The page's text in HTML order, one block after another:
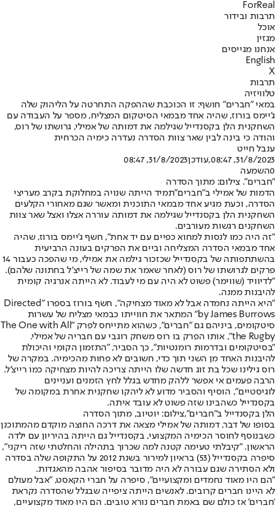
ForReal
תרבות ובידור
אוכל
מגזין
אנחנו מגייסים
English
X
תרבות
טלוויזיה
במאי "חברים" חושף: זו הכוכבת שההפקה התחרטה על הליהוק שלה
ג'יימס בורוז, שהיה אחד מבמאי הסיטקום המצליח, מספר על העבודה עם
השחקנית הלן בקסנדייל שגילמה את דמותה של אמילי, גרושתו של רוס,
והודה כי בינה לבין שאר צוות הסדרה נעדרה כימיה הכרחית
ענבל חייט
31/8/2023, 08:47
,עודכן31/8/2023, 08:47
0השמעה
"חברים". צילום: מתוך הסדרה
הדמות של אמילי ב"חברים"תמיד הייתה שנויה במחלוקת בקרב מעריצי
הסדרה, וכעת מגיע אחד מבמאי התוכנית ומאשר שגם מאחורי הקלעים
השחקנית הלן בקסנדייל שגילמה את דמותה עוררה אצלו ואצל שאר צוות
השחקנים רגשות מעורבים.
"זה היה כמו לנסות למחוא כפיים עם יד אחת", חשף ג'יימס בורוז, שהיה
אחד מבמאי הסדרה המצליחה וביים את הפרקים בעונה הרביעית
בהשתתפותה של בקסנדייל שכזכור גילמה את אמילי, מי שהפכה כעבור 14
פרקים לגרושתו של רוס (לאחר שאמר את שמה של רייצ'ל בחתונה שלהם).
"לדיוויד (שווימר) פשוט לא היה עם מי לעבוד. לא הייתה אנרגיה קומית
להיבנות ממנה.
"היא הייתה נחמדה אבל לא מאוד מצחיקה", חשף בורוז בספרו "Directed
by James Burrows" המתאר את חווייתו כבמאי מצליח של עשרות
סיטקומים, ביניהם גם "חברים", כשהוא מתייחס לפרק "The One with All
the Rugby", אותו הפרק בו רוס משחק רוגבי עם חבריה של אמילי.
"בסיטקומים ובדרמות רומנטיות", כך הסביר, "התזמון הקומי והיכולת
להיבנות האחד מן השני תוך כדי, חשובים לא פחות מהכימיה. במקרה של
רוס גילינו שכל בת זוג חדשה שלו הייתה צריכה להיות מצחיקה כמו רייצ'ל.
הרבה פעמים אי אפשר ללהק מחדש בגלל לחץ הזמנים ועניינים
לוגיסטיים", הוסיף והסביר מדוע לא ליהקו שחקנית אחרת במקומה של
בקסנדייל כשהבינו שזה פשוט לא עובד איתה.
הלן בקסנדייל ב"חברים",צילום: יוטיוב, מתוך הסדרה
בסופו של דבר, דמותה של אמילי מצאה את דרכה החוצה מוקדם מהמתוכנן
כשבנוסף לחוסר הכימיה המקצועי, בקסנדייל גם הייתה בהיריון עם ילדה
הראשון. "קיבלתי טעימה קטנה למה שכרוך בתהילה והחלטתי שזה ריקני",
סיפרה בקסנדייל (53) בראיון למירור בשנת 2012 על התקופה שלה בסדרה
ולא הסתירה שגם עבורה לא היה מדובר בסיפור אהבה מהאגדות.
"הם היו מאוד נחמדים ומקצועיים", סיפרה על חברי הקאסט, "אבל מעולם
לא היינו חברים קרובים. לאנשים הייתה ציפייה שבגלל שהסדרה נקראת
'חברים' אז כולם שם באמת חברים נורא טובים. הם היו מאוד מקצועיים,